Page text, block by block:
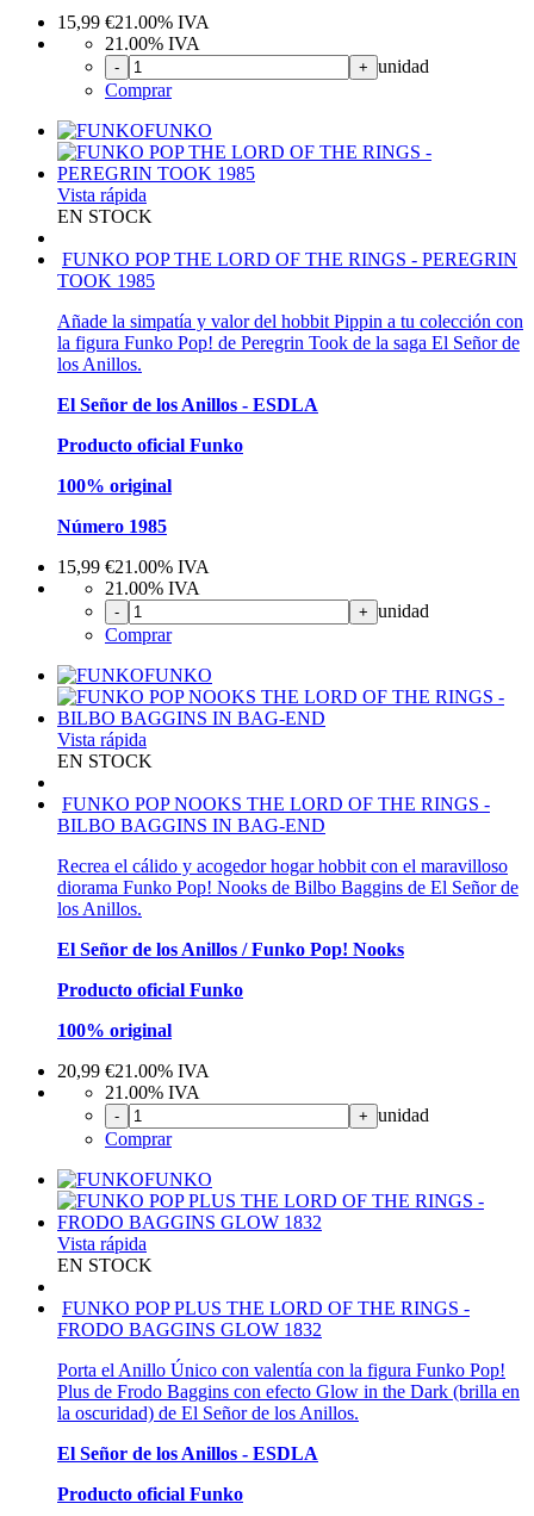
15,99 €21.00% IVA
21.00% IVA
- + unidad
Comprar
FUNKO
Vista rápida
EN STOCK
FUNKO POP THE LORD OF THE RINGS - PEREGRIN
TOOK 1985
Añade la simpatía y valor del hobbit Pippin a tu colección con
la figura Funko Pop! de Peregrin Took de la saga El Señor de
los Anillos.
El Señor de los Anillos - ESDLA
Producto oficial Funko
100% original
Número 1985
15,99 €21.00% IVA
21.00% IVA
- + unidad
Comprar
FUNKO
Vista rápida
EN STOCK
FUNKO POP NOOKS THE LORD OF THE RINGS -
BILBO BAGGINS IN BAG-END
Recrea el cálido y acogedor hogar hobbit con el maravilloso
diorama Funko Pop! Nooks de Bilbo Baggins de El Señor de
los Anillos.
El Señor de los Anillos / Funko Pop! Nooks
Producto oficial Funko
100% original
20,99 €21.00% IVA
21.00% IVA
- + unidad
Comprar
FUNKO
Vista rápida
EN STOCK
FUNKO POP PLUS THE LORD OF THE RINGS -
FRODO BAGGINS GLOW 1832
Porta el Anillo Único con valentía con la figura Funko Pop!
Plus de Frodo Baggins con efecto Glow in the Dark (brilla en
la oscuridad) de El Señor de los Anillos.
El Señor de los Anillos - ESDLA
Producto oficial Funko